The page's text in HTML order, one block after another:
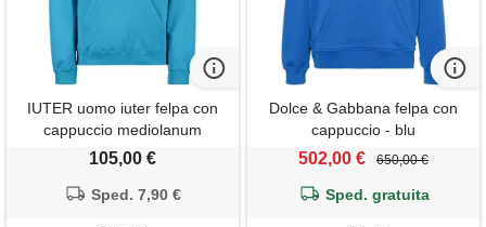
IUTER uomo iuter felpa con
cappuccio mediolanum
105,00 €
Sped. 7,90 €
Dolce & Gabbana felpa con
cappuccio - blu
502,00 € 650,00 €
Sped. gratuita